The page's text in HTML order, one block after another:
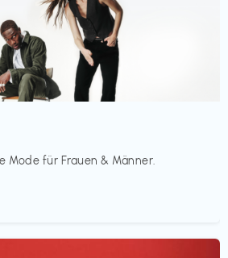
Mode für Frauen & Männer.